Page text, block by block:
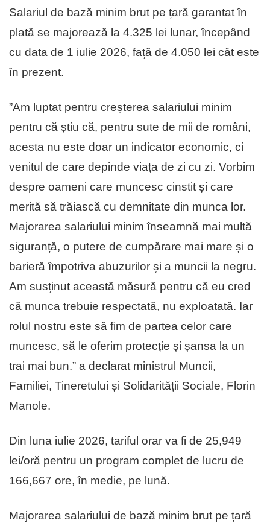
Salariul de bază minim brut pe țară garantat în
plată se majorează la 4.325 lei lunar, începând
cu data de 1 iulie 2026, față de 4.050 lei cât este
în prezent.
”Am luptat pentru creșterea salariului minim
pentru că știu că, pentru sute de mii de români,
acesta nu este doar un indicator economic, ci
venitul de care depinde viața de zi cu zi. Vorbim
despre oameni care muncesc cinstit și care
merită să trăiască cu demnitate din munca lor.
Majorarea salariului minim înseamnă mai multă
siguranță, o putere de cumpărare mai mare și o
barieră împotriva abuzurilor și a muncii la negru.
Am susținut această măsură pentru că eu cred
că munca trebuie respectată, nu exploatată. Iar
rolul nostru este să fim de partea celor care
muncesc, să le oferim protecție și șansa la un
trai mai bun.” a declarat ministrul Muncii,
Familiei, Tineretului și Solidarității Sociale, Florin
Manole.
Din luna iulie 2026, tariful orar va fi de 25,949
lei/oră pentru un program complet de lucru de
166,667 ore, în medie, pe lună.
Majorarea salariului de bază minim brut pe țară